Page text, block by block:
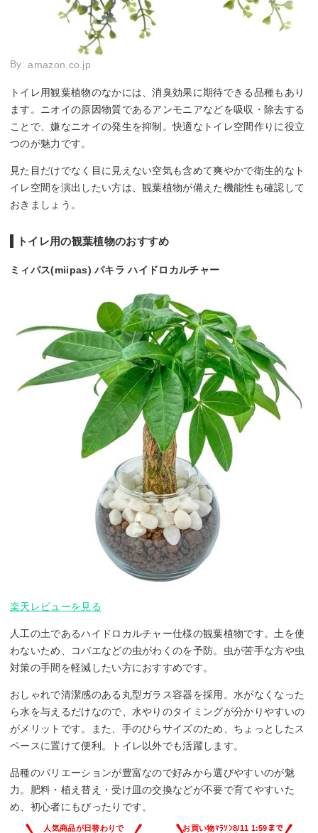
By:amazon.co.jp
トイレ用観葉植物のなかには、消臭効果に期待できる品種もあり
ます。ニオイの原因物質であるアンモニアなどを吸収・除去する
ことで、嫌なニオイの発生を抑制。快適なトイレ空間作りに役立
つのが魅力です。
見た目だけでなく目に見えない空気も含めて爽やかで衛生的なト
イレ空間を演出したい方は、観葉植物が備えた機能性も確認して
おきましょう。
トイレ用の観葉植物のおすすめ
ミィパス(miipas) パキラ ハイドロカルチャー
楽天レビューを見る
人工の土であるハイドロカルチャー仕様の観葉植物です。土を使
わないため、コバエなどの虫がわくのを予防。虫が苦手な方や虫
対策の手間を軽減したい方におすすめです。
おしゃれで清潔感のある丸型ガラス容器を採用。水がなくなった
ら水を与えるだけなので、水やりのタイミングが分かりやすいの
がメリットです。また、手のひらサイズのため、ちょっとしたス
ペースに置けて便利。トイレ以外でも活躍します。
品種のバリエーションが豊富なので好みから選びやすいのが魅
力。肥料・植え替え・受け皿の交換などが不要で育てやすいた
め、初心者にもぴったりです。